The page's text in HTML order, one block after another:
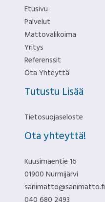
Etusivu
Palvelut
Mattovalikoima
Yritys
Referenssit
Ota Yhteyttä
Tutustu Lisää
Tietosuojaseloste
Ota yhteyttä!
Kuusimäentie 16
01900 Nurmijärvi
sanimatto@sanimatto.fi